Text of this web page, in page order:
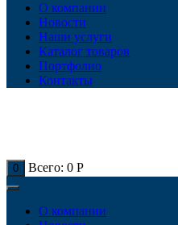
О компании
Новости
Наши услуги
Каталог товаров
Портфолио
Контакты
0 Всего: 0 Р
О компании